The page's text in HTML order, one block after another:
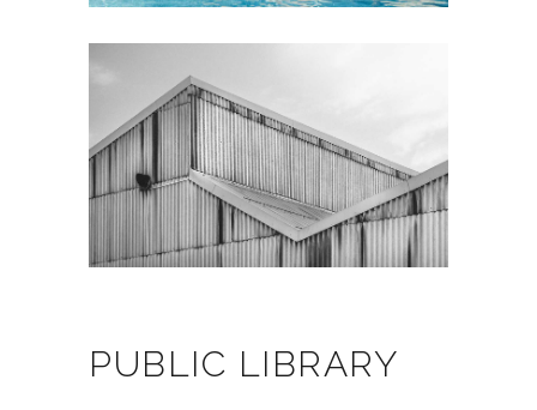
PUBLIC LIBRARY